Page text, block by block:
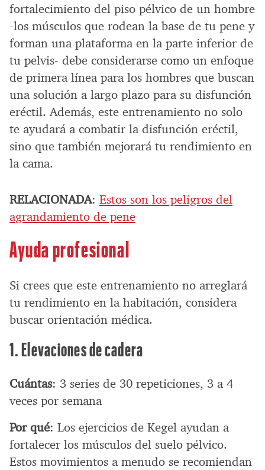
fortalecimiento del piso pélvico de un hombre
-los músculos que rodean la base de tu pene y
forman una plataforma en la parte inferior de
tu pelvis- debe considerarse como un enfoque
de primera línea para los hombres que buscan
una solución a largo plazo para su disfunción
eréctil. Además, este entrenamiento no solo
te ayudará a combatir la disfunción eréctil,
sino que también mejorará tu rendimiento en
la cama.
RELACIONADA: Estos son los peligros del
agrandamiento de pene
Ayuda profesional
Si crees que este entrenamiento no arreglará
tu rendimiento en la habitación, considera
buscar orientación médica.
1. Elevaciones de cadera
Cuántas: 3 series de 30 repeticiones, 3 a 4
veces por semana
Por qué: Los ejercicios de Kegel ayudan a
fortalecer los músculos del suelo pélvico.
Estos movimientos a menudo se recomiendan